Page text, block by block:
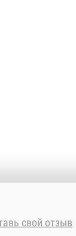
свой отзыв